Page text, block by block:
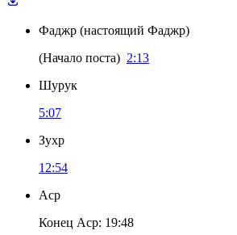
Фаджр (настоящий Фаджр)
(Начало поста) 2:13
Шурук
5:07
Зухр
12:54
Аср
Конец Аср: 19:48